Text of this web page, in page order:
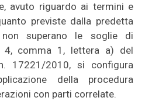
avuto riguardo ai termini e
previste dalla predetta
superano le soglie di
4, comma 1, lettera a) del
17221/2010, si configura
della procedura
con parti correlate.